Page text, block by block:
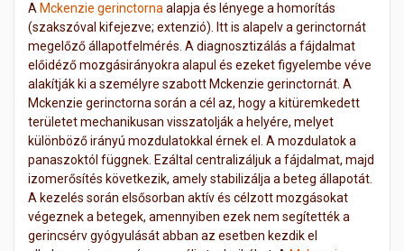
A Mckenzie gerinctorna alapja és lényege a homorítás
(szakszóval kifejezve; extenzió). Itt is alapelv a gerinctornát
megelőző állapotfelmérés. A diagnosztizálás a fájdalmat
előidéző mozgásirányokra alapul és ezeket figyelembe véve
alakítják ki a személyre szabott Mckenzie gerinctornát. A
Mckenzie gerinctorna során a cél az, hogy a kitüremkedett
területet mechanikusan visszatolják a helyére, melyet
különböző irányú mozdulatokkal érnek el. A mozdulatok a
panaszoktól függnek. Ezáltal centralizáljuk a fájdalmat, majd
izomerősítés következik, amely stabilizálja a beteg állapotát.
A kezelés során elsősorban aktív és célzott mozgásokat
végeznek a betegek, amennyiben ezek nem segítették a
gerincsérv gyógyulását abban az esetben kezdik el